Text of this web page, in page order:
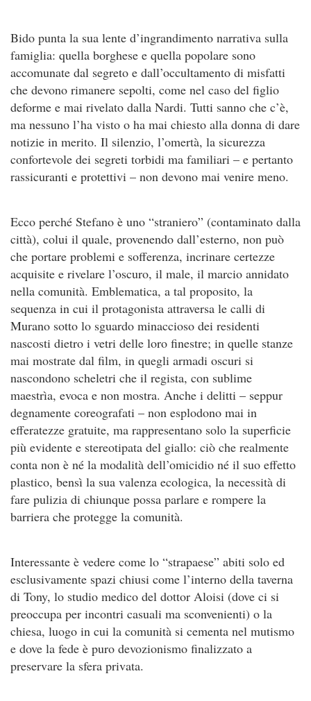
Bido punta la sua lente d’ingrandimento narrativa sulla
famiglia: quella borghese e quella popolare sono
accomunate dal segreto e dall’occultamento di misfatti
che devono rimanere sepolti, come nel caso del figlio
deforme e mai rivelato dalla Nardi. Tutti sanno che c’è,
ma nessuno l’ha visto o ha mai chiesto alla donna di dare
notizie in merito. Il silenzio, l’omertà, la sicurezza
confortevole dei segreti torbidi ma familiari – e pertanto
rassicuranti e protettivi – non devono mai venire meno.
Ecco perché Stefano è uno “straniero” (contaminato dalla
città), colui il quale, provenendo dall’esterno, non può
che portare problemi e sofferenza, incrinare certezze
acquisite e rivelare l’oscuro, il male, il marcio annidato
nella comunità. Emblematica, a tal proposito, la
sequenza in cui il protagonista attraversa le calli di
Murano sotto lo sguardo minaccioso dei residenti
nascosti dietro i vetri delle loro finestre; in quelle stanze
mai mostrate dal film, in quegli armadi oscuri si
nascondono scheletri che il regista, con sublime
maestrìa, evoca e non mostra. Anche i delitti – seppur
degnamente coreografati – non esplodono mai in
efferatezze gratuite, ma rappresentano solo la superficie
più evidente e stereotipata del giallo: ciò che realmente
conta non è né la modalità dell’omicidio né il suo effetto
plastico, bensì la sua valenza ecologica, la necessità di
fare pulizia di chiunque possa parlare e rompere la
barriera che protegge la comunità.
Interessante è vedere come lo “strapaese” abiti solo ed
esclusivamente spazi chiusi come l’interno della taverna
di Tony, lo studio medico del dottor Aloisi (dove ci si
preoccupa per incontri casuali ma sconvenienti) o la
chiesa, luogo in cui la comunità si cementa nel mutismo
e dove la fede è puro devozionismo finalizzato a
preservare la sfera privata.